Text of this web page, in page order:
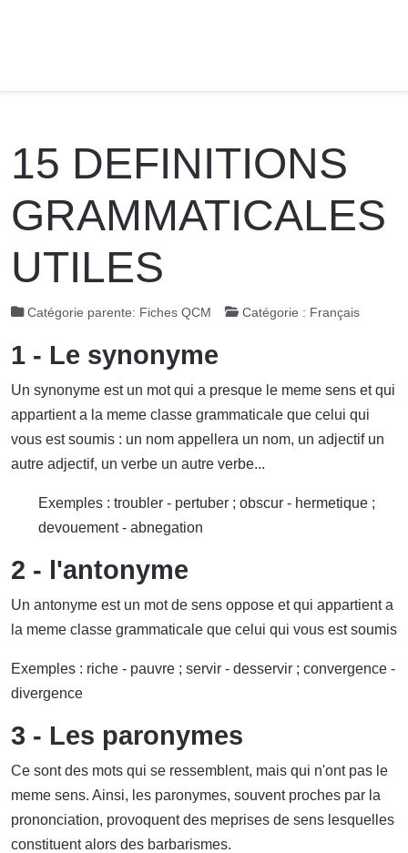
15 DEFINITIONS
GRAMMATICALES
UTILES
Catégorie parente: Fiches QCM Catégorie : Français
1 - Le synonyme
Un synonyme est un mot qui a presque le meme sens et qui
appartient a la meme classe grammaticale que celui qui
vous est soumis : un nom appellera un nom, un adjectif un
autre adjectif, un verbe un autre verbe...
Exemples : troubler - pertuber ; obscur - hermetique ;
devouement - abnegation
2 - l'antonyme
Un antonyme est un mot de sens oppose et qui appartient a
la meme classe grammaticale que celui qui vous est soumis
Exemples : riche - pauvre ; servir - desservir ; convergence -
divergence
3 - Les paronymes
Ce sont des mots qui se ressemblent, mais qui n'ont pas le
meme sens. Ainsi, les paronymes, souvent proches par la
prononciation, provoquent des meprises de sens lesquelles
constituent alors des barbarismes.